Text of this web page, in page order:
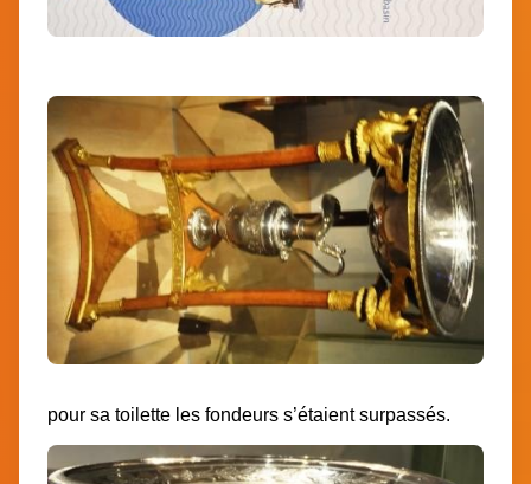
pour sa toilette les fondeurs s’étaient surpassés.